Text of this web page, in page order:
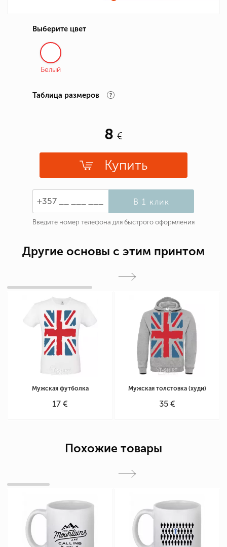
8
Купить
В 1 клик
Введите номер телефона для быстрого оформления
Выберите цвет
Белый
Таблица размеров
Другие основы с этим принтом
Мужская футболка
17 €
Мужская толстовка (худи)
35 €
Похожие товары